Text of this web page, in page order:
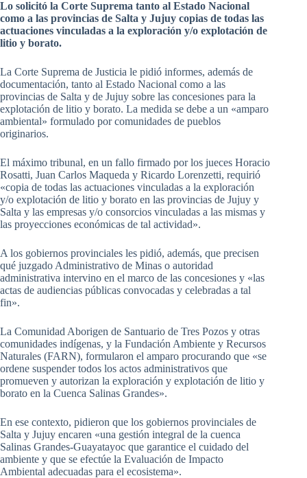
Lo solicitó la Corte Suprema tanto al Estado Nacional
como a las provincias de Salta y Jujuy copias de todas las
actuaciones vinculadas a la exploración y/o explotación de
litio y borato.
La Corte Suprema de Justicia le pidió informes, además de
documentación, tanto al Estado Nacional como a las
provincias de Salta y de Jujuy sobre las concesiones para la
explotación de litio y borato. La medida se debe a un «amparo
ambiental» formulado por comunidades de pueblos
originarios.
El máximo tribunal, en un fallo firmado por los jueces Horacio
Rosatti, Juan Carlos Maqueda y Ricardo Lorenzetti, requirió
«copia de todas las actuaciones vinculadas a la exploración
y/o explotación de litio y borato en las provincias de Jujuy y
Salta y las empresas y/o consorcios vinculadas a las mismas y
las proyecciones económicas de tal actividad».
A los gobiernos provinciales les pidió, además, que precisen
qué juzgado Administrativo de Minas o autoridad
administrativa intervino en el marco de las concesiones y «las
actas de audiencias públicas convocadas y celebradas a tal
fin».
La Comunidad Aborigen de Santuario de Tres Pozos y otras
comunidades indígenas, y la Fundación Ambiente y Recursos
Naturales (FARN), formularon el amparo procurando que «se
ordene suspender todos los actos administrativos que
promueven y autorizan la exploración y explotación de litio y
borato en la Cuenca Salinas Grandes».
En ese contexto, pidieron que los gobiernos provinciales de
Salta y Jujuy encaren «una gestión integral de la cuenca
Salinas Grandes-Guayatayoc que garantice el cuidado del
ambiente y que se efectúe la Evaluación de Impacto
Ambiental adecuadas para el ecosistema».